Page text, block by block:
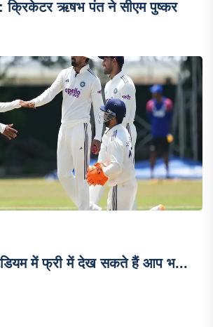
ऋषभ पंत ने सीएम पुष्कर
में फ्री में देख सकते हैं आप भ...